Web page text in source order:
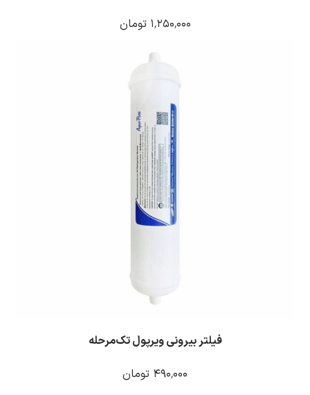
۱٬۲۵۰٬۰۰۰ تومان
فیلتر بیرونی ویرپول تک‌مرحله
۴۹۰٬۰۰۰ تومان